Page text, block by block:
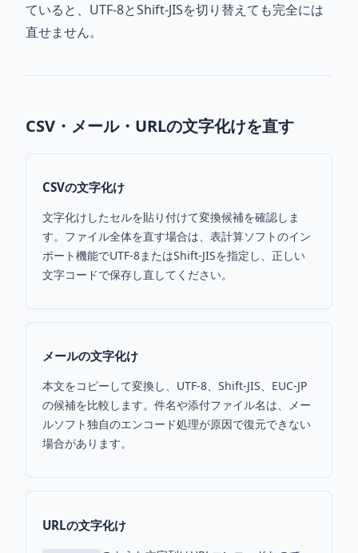
ていると、UTF-8とShift-JISを切り替えても完全には
直せません。
CSV・メール・URLの文字化けを直す
CSVの文字化け
文字化けしたセルを貼り付けて変換候補を確認しま
す。ファイル全体を直す場合は、表計算ソフトのイン
ポート機能でUTF-8またはShift-JISを指定し、正しい
文字コードで保存し直してください。
メールの文字化け
本文をコピーして変換し、UTF-8、Shift-JIS、EUC-JP
の候補を比較します。件名や添付ファイル名は、メー
ルソフト独自のエンコード処理が原因で復元できない
場合があります。
URLの文字化け